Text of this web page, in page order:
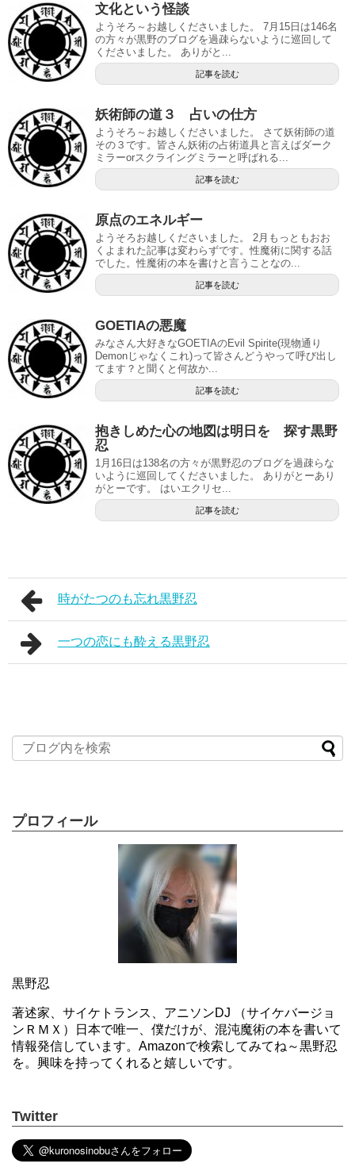
文化という怪談
ようそろ～お越しくださいました。 7月15日は146名
の方々が黒野のブログを過疎らないように巡回して
くださいました。 ありがと...
記事を読む
妖術師の道３ 占いの仕方
ようそろ～お越しくださいました。 さて妖術師の道
その３です。皆さん妖術の占術道具と言えばダーク
ミラーorスクライングミラーと呼ばれる...
記事を読む
原点のエネルギー
ようそろお越しくださいました。 2月もっともおお
くよまれた記事は変わらずです。性魔術に関する話
でした。性魔術の本を書けと言うことなの...
記事を読む
GOETIAの悪魔
みなさん大好きなGOETIAのEvil Spirite(現物通り
Demonじゃなくこれ)って皆さんどうやって呼び出し
てます？と聞くと何故か...
記事を読む
抱きしめた心の地図は明日を 探す黒野
忍
1月16日は138名の方々が黒野忍のブログを過疎らな
いように巡回してくださいました。 ありがとーあり
がとーです。 はいエクリセ...
記事を読む
時がたつのも忘れ黒野忍
一つの恋にも酔える黒野忍
プロフィール
黒野忍
著述家、サイケトランス、アニソンDJ （サイケバージョ
ンＲＭＸ）日本で唯一、僕だけが、混沌魔術の本を書いて
情報発信しています。Amazonで検索してみてね～黒野忍
を。興味を持ってくれると嬉しいです。
Twitter